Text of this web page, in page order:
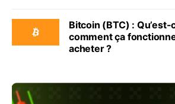
Bitcoin (BTC) : Qu’est-
comment ça
acheter ?